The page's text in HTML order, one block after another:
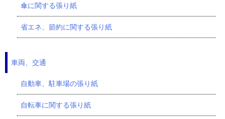
傘に関する張り紙
省エネ、節約に関する張り紙
車両、交通
自動車、駐車場の張り紙
自転車に関する張り紙